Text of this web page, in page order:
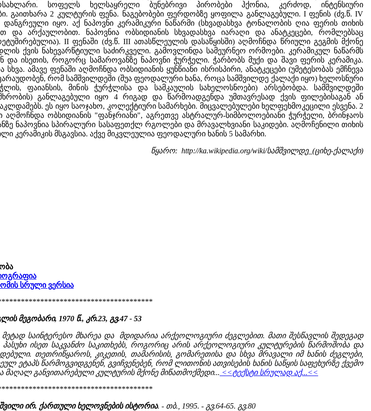
სოფელს ხელსაყრელი ბუნებრივი პირობები ჰქონია, კერძოდ, ინტენსიური
გაითხარა 2 კულტურის ფენა. ნაგებობები ფერდობზე ყოფილა განლაგებული. I ფენის (ძვ.წ. IV
იყო. აქ ნაპოვნი კერამიკური ნაწარმი (სხვადასხვა ტონალობის ღია ფერის თიხის
და არქაულობით. ნაპოვნია ობსიდიანის სხვადასხვა იარაღი და ანატკეცები, რომლებსაც
II ფენაში (ძვ.წ. III ათასწლეულის დასაწყისში) აღმოჩნდა წრიული გეგმის მქონე
ქვის ნახევარწტიული საძირკველი. გამოვლინდა სამეურნეო ორმოები. კერამიკულ ნაწარმს
და ისეთის, როგორც სამაროვანზე ნაპოვნი ჭურჭელი. ჭარბობს მუქი და შავი ფერის კერამიკა.
ამავე ფენაში აღმოჩნდა ობსიდიანის ყუნწიანი ისრისპირი, ანატკეცები (უმეტესობას ემჩნევა
ვარაუდობენ, რომ სამშვილდეში (შუა ფეოდალური ხანა, როცა სამშვილდე ქალაქი იყო) ხელოსნური
ფაიანსის, მინის ჭურჭლისა და სამკაულის სახელოსნოები) არსებობდა. სამშვილდეში
განლაგებული იყო 4 რიგად და წარმოადგენდა უმთავრესად ქვის ფილებისაგან ან
ეს იყო საოჯახო, კოლექტიური სამარხები. მიცვალებულები ხელფეხმოკეცილი ესვენა. 2
ობსიდიანის "ფანჯრიანი", აგრეთვე ასტრალურ-სიმბოლოებიანი ჭურჭელი, ბრინჯაოს
ნაპოვნია სპირალური სასაფეთქლ რგოლები და მრავალხვიანი საკიდები. აღმოჩენილი თიხის
კერამიკის მსგავსია. აქვე მიკვლეულია ფეოდალური ხანის 5 სამარხი.
წყარო: http://ka.wikipedia.org/wiki/სამშვილდე_(ციხე-ქალაქი)
სრული ვერსია
მეგობარი, 1970 წ., კრ.23, გვ.47 - 53
საინტერესო მხარეა და მდიდარია არქეოლოგიური ძეგლებით. მათი შესწავლის შედეგად
ისეთ საკვანძო საკითხებს, როგორიც არის არქეოლოგიური კულტურების წარმოშობა და
თეთრიწყაროს, კიკეთის, თამარისის, გომარეთისა და სხვა მრავალი იმ ხანის ძეგლები,
ეტაპს წარმოგვიდგენენ, გვიჩვენებენ, რომ ლითონის ათვისების ხანის საწყის საფეხურზე ქვემო
განვითარებული კულტურის მქონე მიწათმოქმედი... <<ტექსტი სრულად აქ...<<
ირ. ქართული ხელოვნების ისტორია. - თბ., 1995. - გვ.64-65. გვ.80